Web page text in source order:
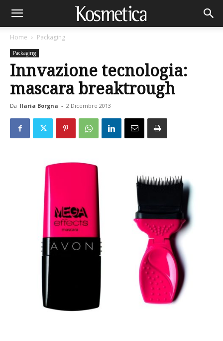
Home Packaging
Packaging
Innvazione tecnologia:
mascara breaktrough
Da Ilaria Borgna - 2 Dicembre 2013